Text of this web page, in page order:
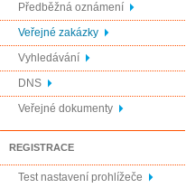
Předběžná oznámení
Veřejné zakázky
Vyhledávání
DNS
Veřejné dokumenty
REGISTRACE
Test nastavení prohlížeče